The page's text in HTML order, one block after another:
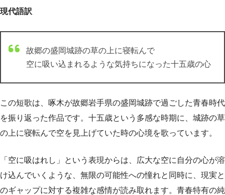
現代語訳
故郷の盛岡城跡の草の上に寝転んで
空に吸い込まれるような気持ちになった十五歳の心
この短歌は、啄木が故郷岩手県の盛岡城跡で過ごした青春時代
を振り返った作品です。十五歳という多感な時期に、城跡の草
の上に寝転んで空を見上げていた時の心境を歌っています。
「空に吸はれし」という表現からは、広大な空に自分の心が溶
け込んでいくような、無限の可能性への憧れと同時に、現実と
のギャップに対する複雑な感情が読み取れます。青春特有の純